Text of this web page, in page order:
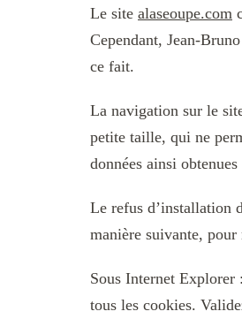
Le site alaseoupe.com
Cependant, Jean-
ce fait.
La navigation sur le
petite taille, qui ne
données ainsi
Le refus d’installation
manière suivante,
Sous Internet
tous les cookies.